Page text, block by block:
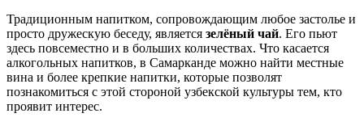
Традиционным напитком, сопровождающим любое застолье и
просто дружескую беседу, является зелёный чай. Его пьют
здесь повсеместно и в больших количествах. Что касается
алкогольных напитков, в Самарканде можно найти местные
вина и более крепкие напитки, которые позволят
познакомиться с этой стороной узбекской культуры тем, кто
проявит интерес.